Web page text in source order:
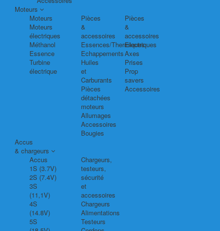
Moteurs
Moteurs
Moteurs
électriques
Méthanol
Essence
Turbine
électrique
Pièces
&
accessoires
Essences/Thermiques
Echappements
Huiles
et
Carburants
Pièces
détachées
moteurs
Allumages
Accessoires
Bougies
Pièces
&
accessoires
Electriques
Axes
Prises
Prop
savers
Accessoires
Accus
& chargeurs
Accus
1S (3.7V)
2S (7.4V)
3S
(11,1V)
4S
(14.8V)
5S
Chargeurs,
testeurs,
sécurité
et
accessoires
Chargeurs
Alimentations
Testeurs